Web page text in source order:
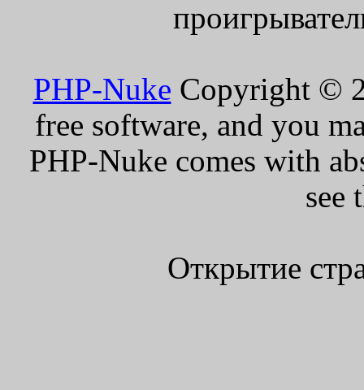
PHP-Nuke Copyright ©
free software, and you
PHP-Nuke comes with
see
Открытие